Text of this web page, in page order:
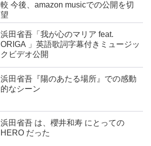
較 今後、amazon musicでの公開を切
望
浜田省吾「我が心のマリア feat.
ORIGA 」英語歌詞字幕付きミュージッ
クビデオ公開
浜田省吾『陽のあたる場所』での感動
的なシーン
浜田省吾 は、櫻井和寿 にとっての
HERO だった